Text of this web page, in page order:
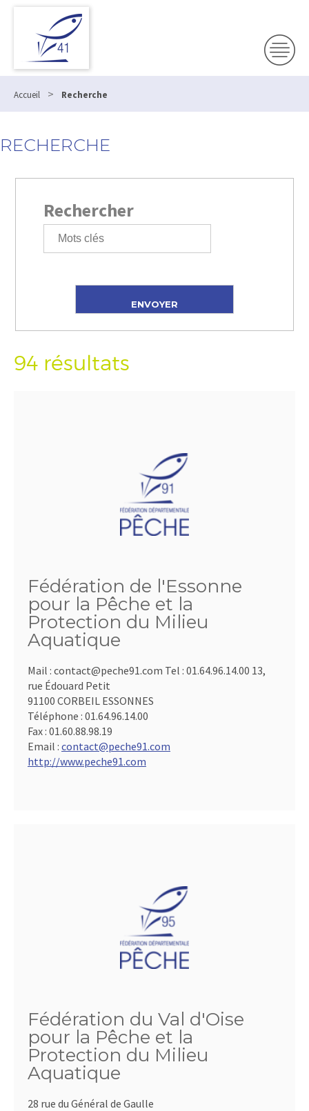
Accueil > Recherche
RECHERCHE
Rechercher
94 résultats
Fédération de l'Essonne
pour la Pêche et la
Protection du Milieu
Aquatique
Mail : contact@peche91.com Tel : 01.64.96.14.00 13,
rue Édouard Petit
91100 CORBEIL ESSONNES
Téléphone : 01.64.96.14.00
Fax : 01.60.88.98.19
Email : contact@peche91.com
http://www.peche91.com
Fédération du Val d'Oise
pour la Pêche et la
Protection du Milieu
Aquatique
28 rue du Général de Gaulle